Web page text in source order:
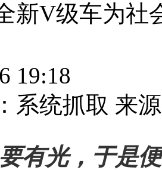
新V级车为社
19:18
系统抓取 来
有光，于是